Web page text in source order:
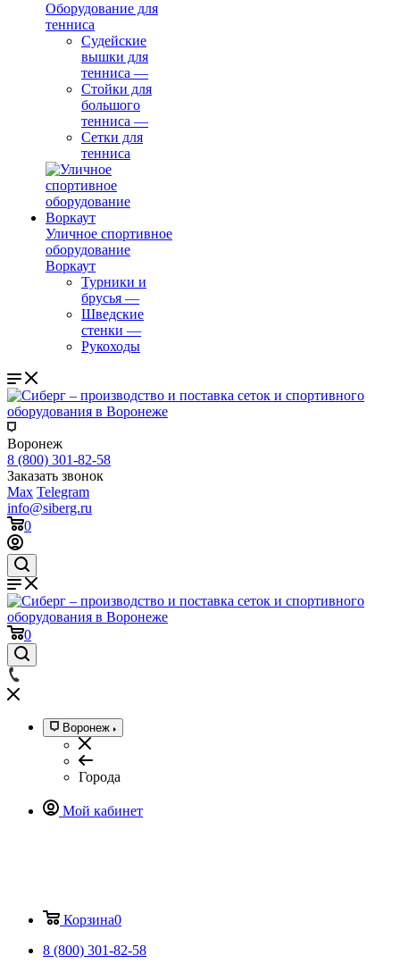
Оборудование для
тенниса
Судейские
вышки для
тенниса —
Стойки для
большого
тенниса —
Сетки для
тенниса
Уличное спортивное
оборудование
Воркаут
Турники и
брусья —
Шведские
стенки —
Рукоходы
Воронеж
8 (800) 301-82-58
Заказать звонок
Max Telegram
info@siberg.ru
0
0
Воронеж
Города
Мой кабинет
Корзина0
8 (800) 301-82-58